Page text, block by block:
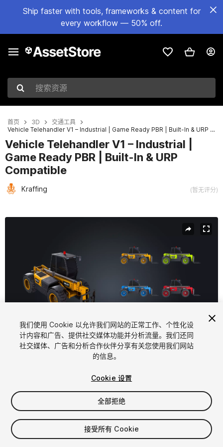
Ship faster with tools, frameworks & content for
every workflow — 50% off.
搜索资源
首页 3D
交通工具
Vehicle Telehandler V1 – Industrial | Game Ready PBR | Built-In & URP Compatible
Vehicle Telehandler V1 – Industrial |
Game Ready PBR | Built-In & URP
Compatible
Kraffing (暂无评分)
1/8
$10.99
我们使用 Cookie 以允许我们网站的正常工作、个性化设
计内容和广告、提供社交媒体功能并分析流量。我们还同
社交媒体、广告和分析合作伙伴分享有关您使用我们网站
的信息。
Cookie 设置
全部拒绝
接受所有 Cookie